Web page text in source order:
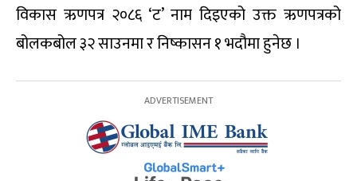
विकास ऋणपत्र २०८६ ‘ट’ नाम दिइएको उक्त ऋणपत्रको
बोलकबोल ३२ साउनमा र निष्कासन १ भदौमा हुनेछ ।